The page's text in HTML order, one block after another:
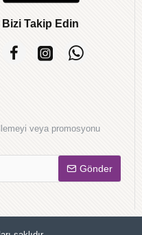
Bizi Takip Edin
veya promosyonu
Gönder